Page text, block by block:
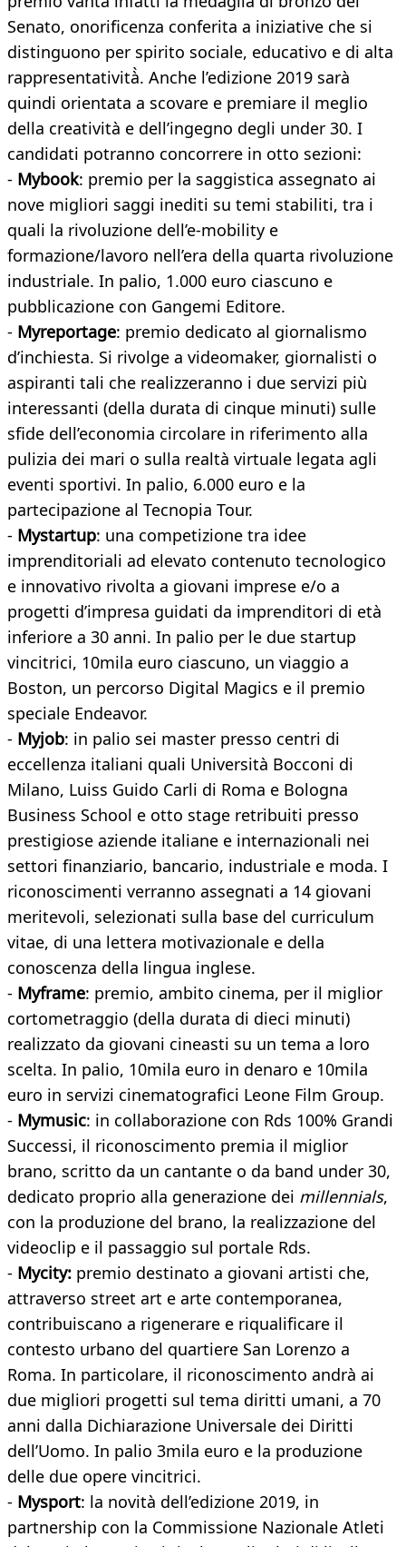
Senato, onorificenza conferita a iniziative che si
distinguono per spirito sociale, educativo e di alta
rappresentatività̀. Anche l’edizione 2019 sarà
quindi orientata a scovare e premiare il meglio
della creatività e dell’ingegno degli under 30. I
candidati potranno concorrere in otto sezioni:
- Mybook: premio per la saggistica assegnato ai
nove migliori saggi inediti su temi stabiliti, tra i
quali la rivoluzione dell’e-mobility e
formazione/lavoro nell’era della quarta rivoluzione
industriale. In palio, 1.000 euro ciascuno e
pubblicazione con Gangemi Editore.
- Myreportage: premio dedicato al giornalismo
d’inchiesta. Si rivolge a videomaker, giornalisti o
aspiranti tali che realizzeranno i due servizi più
interessanti (della durata di cinque minuti) sulle
sfide dell’economia circolare in riferimento alla
pulizia dei mari o sulla realtà virtuale legata agli
eventi sportivi. In palio, 6.000 euro e la
partecipazione al Tecnopia Tour.
- Mystartup: una competizione tra idee
imprenditoriali ad elevato contenuto tecnologico
e innovativo rivolta a giovani imprese e/o a
progetti d’impresa guidati da imprenditori di età
inferiore a 30 anni. In palio per le due startup
vincitrici, 10mila euro ciascuno, un viaggio a
Boston, un percorso Digital Magics e il premio
speciale Endeavor.
- Myjob: in palio sei master presso centri di
eccellenza italiani quali Università Bocconi di
Milano, Luiss Guido Carli di Roma e Bologna
Business School e otto stage retribuiti presso
prestigiose aziende italiane e internazionali nei
settori finanziario, bancario, industriale e moda. I
riconoscimenti verranno assegnati a 14 giovani
meritevoli, selezionati sulla base del curriculum
vitae, di una lettera motivazionale e della
conoscenza della lingua inglese.
- Myframe: premio, ambito cinema, per il miglior
cortometraggio (della durata di dieci minuti)
realizzato da giovani cineasti su un tema a loro
scelta. In palio, 10mila euro in denaro e 10mila
euro in servizi cinematografici Leone Film Group.
- Mymusic: in collaborazione con Rds 100% Grandi
Successi, il riconoscimento premia il miglior
brano, scritto da un cantante o da band under 30,
dedicato proprio alla generazione dei millennials,
con la produzione del brano, la realizzazione del
videoclip e il passaggio sul portale Rds.
- Mycity: premio destinato a giovani artisti che,
attraverso street art e arte contemporanea,
contribuiscano a rigenerare e riqualificare il
contesto urbano del quartiere San Lorenzo a
Roma. In particolare, il riconoscimento andrà ai
due migliori progetti sul tema diritti umani, a 70
anni dalla Dichiarazione Universale dei Diritti
dell’Uomo. In palio 3mila euro e la produzione
delle due opere vincitrici.
- Mysport: la novità dell’edizione 2019, in
partnership con la Commissione Nazionale Atleti